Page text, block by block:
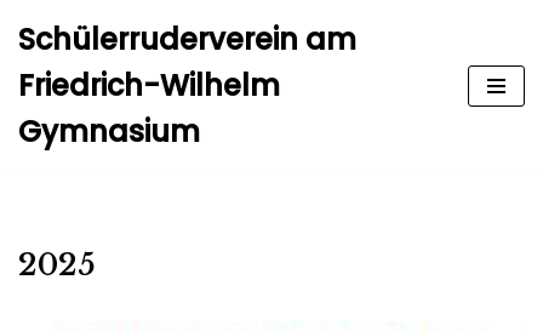
Zum
Inhalt
springen
Schülerruderverein am
Friedrich-Wilhelm
Gymnasium
2025